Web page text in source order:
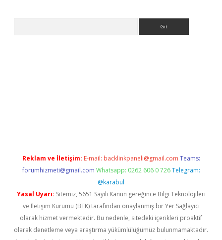
Reklam ve İletişim: E-mail: backlinkpaneli@gmail.com Teams:
forumhizmeti@gmail.com Whatsapp: 0262 606 0 726 Telegram:
@karabul
Yasal Uyarı: Sitemiz, 5651 Sayılı Kanun gereğince Bilgi Teknolojileri
ve İletişim Kurumu (BTK) tarafından onaylanmış bir Yer Sağlayıcı
olarak hizmet vermektedir. Bu nedenle, sitedeki içerikleri proaktif
olarak denetleme veya araştırma yükümlülüğümüz bulunmamaktadır.